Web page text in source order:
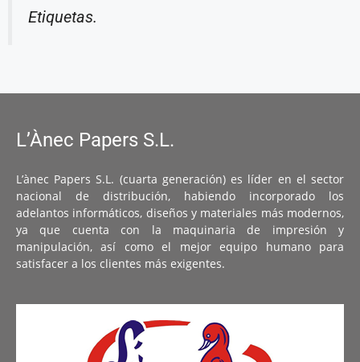
Etiquetas.
L’Ànec Papers S.L.
L’ànec Papers S.L. (cuarta generación) es líder en el sector
nacional de distribución, habiendo incorporado los
adelantos informáticos, diseños y materiales más modernos,
ya que cuenta con la maquinaria de impresión y
manipulación, así como el mejor equipo humano para
satisfacer a los clientes más exigentes.